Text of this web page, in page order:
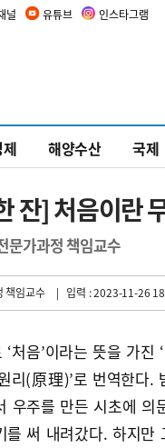
널 유튜브 인스타그램
해양수산 국제
잔] 처음이란
문가과정 책임교수
책임교수 | 입력 : 2023-11-26
처음’이라는 뜻을 가진
리(原理)’로 번역한다.
우주를 만든 시초에 의
를 써 내려갔다. 하지만